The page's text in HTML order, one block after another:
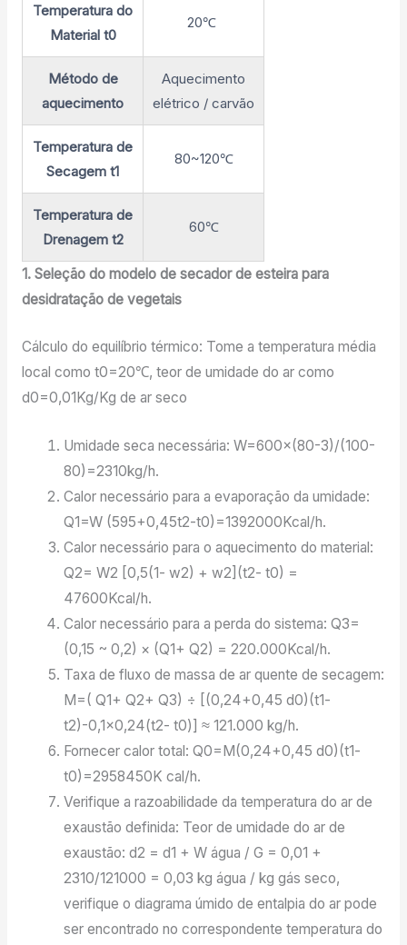
Temperatura do
Material t0
20℃
Método de
aquecimento
Aquecimento
elétrico / carvão
Temperatura de
Secagem t1
80~120℃
Temperatura de
Drenagem t2
60℃
1. Seleção do modelo de secador de esteira para
desidratação de vegetais
Cálculo do equilíbrio térmico: Tome a temperatura média
local como t0=20℃, teor de umidade do ar como
d0=0,01Kg/Kg de ar seco
Umidade seca necessária: W=600×(80-3)/(100-
80)=2310kg/h.
Calor necessário para a evaporação da umidade:
Q1=W (595+0,45t2-t0)=1392000Kcal/h.
Calor necessário para o aquecimento do material:
Q2= W2 [0,5(1- w2) + w2](t2- t0) =
47600Kcal/h.
Calor necessário para a perda do sistema: Q3=
(0,15 ~ 0,2) × (Q1+ Q2) = 220.000Kcal/h.
Taxa de fluxo de massa de ar quente de secagem:
M=( Q1+ Q2+ Q3) ÷ [(0,24+0,45 d0)(t1-
t2)-0,1×0,24(t2- t0)] ≈ 121.000 kg/h.
Fornecer calor total: Q0=M(0,24+0,45 d0)(t1-
t0)=2958450K cal/h.
Verifique a razoabilidade da temperatura do ar de
exaustão definida: Teor de umidade do ar de
exaustão: d2 = d1 + W água / G = 0,01 +
2310/121000 = 0,03 kg água / kg gás seco,
verifique o diagrama úmido de entalpia do ar pode
ser encontrado no correspondente temperatura do